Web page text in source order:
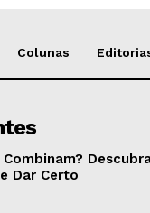
Colunas
Dar Certo